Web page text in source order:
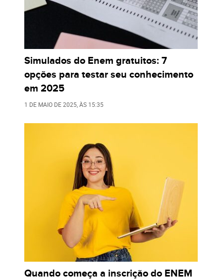
Simulados do Enem gratuitos: 7
opções para testar seu conhecimento
em 2025
1 DE MAIO DE 2025 , ÀS 15:35
Quando começa a inscrição do ENEM